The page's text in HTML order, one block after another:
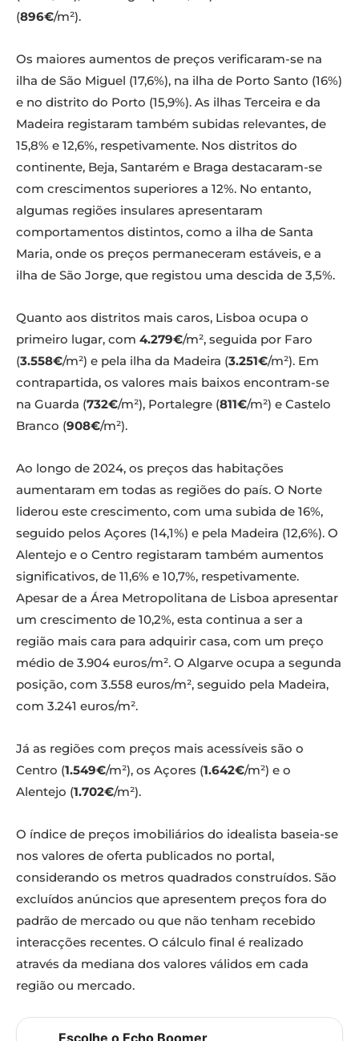
(896€/m²).
Os maiores aumentos de preços verificaram-se na
ilha de São Miguel (17,6%), na ilha de Porto Santo (16%)
e no distrito do Porto (15,9%). As ilhas Terceira e da
Madeira registaram também subidas relevantes, de
15,8% e 12,6%, respetivamente. Nos distritos do
continente, Beja, Santarém e Braga destacaram-se
com crescimentos superiores a 12%. No entanto,
algumas regiões insulares apresentaram
comportamentos distintos, como a ilha de Santa
Maria, onde os preços permaneceram estáveis, e a
ilha de São Jorge, que registou uma descida de 3,5%.
Quanto aos distritos mais caros, Lisboa ocupa o
primeiro lugar, com 4.279€/m², seguida por Faro
(3.558€/m²) e pela ilha da Madeira (3.251€/m²). Em
contrapartida, os valores mais baixos encontram-se
na Guarda (732€/m²), Portalegre (811€/m²) e Castelo
Branco (908€/m²).
Ao longo de 2024, os preços das habitações
aumentaram em todas as regiões do país. O Norte
liderou este crescimento, com uma subida de 16%,
seguido pelos Açores (14,1%) e pela Madeira (12,6%). O
Alentejo e o Centro registaram também aumentos
significativos, de 11,6% e 10,7%, respetivamente.
Apesar de a Área Metropolitana de Lisboa apresentar
um crescimento de 10,2%, esta continua a ser a
região mais cara para adquirir casa, com um preço
médio de 3.904 euros/m². O Algarve ocupa a segunda
posição, com 3.558 euros/m², seguido pela Madeira,
com 3.241 euros/m².
Já as regiões com preços mais acessíveis são o
Centro (1.549€/m²), os Açores (1.642€/m²) e o
Alentejo (1.702€/m²).
O índice de preços imobiliários do idealista baseia-se
nos valores de oferta publicados no portal,
considerando os metros quadrados construídos. São
excluídos anúncios que apresentem preços fora do
padrão de mercado ou que não tenham recebido
interacções recentes. O cálculo final é realizado
através da mediana dos valores válidos em cada
região ou mercado.